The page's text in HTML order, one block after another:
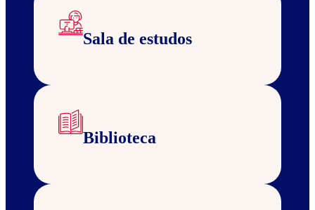
Sala de estudos
Biblioteca